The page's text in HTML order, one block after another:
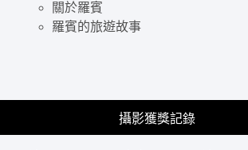
關於羅賓
羅賓的旅遊故事
攝影獲獎記錄